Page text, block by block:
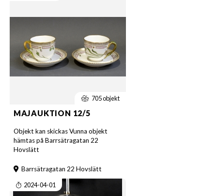
705 objekt
MAJAUKTION 12/5
Objekt kan skickas Vunna objekt
hämtas på Barrsätragatan 22
Hovslätt
Barrsätragatan 22 Hovslätt
2024-04-01